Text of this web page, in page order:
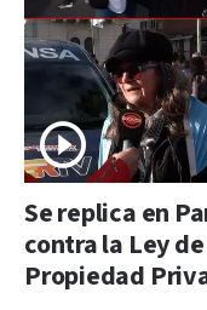
Se replica en
contra la Ley
Propiedad